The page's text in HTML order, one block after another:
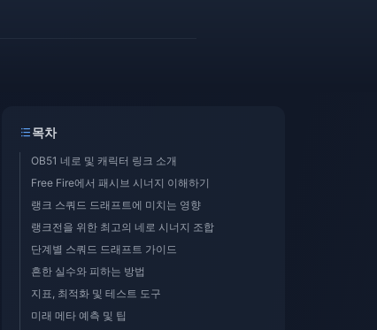
목차
OB51 네로 및 캐릭터 링크 소개
Free Fire에서 패시브 시너지 이해하기
랭크 스쿼드 드래프트에 미치는 영향
랭크전을 위한 최고의 네로 시너지 조합
단계별 스쿼드 드래프트 가이드
흔한 실수와 피하는 방법
지표, 최적화 및 테스트 도구
미래 메타 예측 및 팁